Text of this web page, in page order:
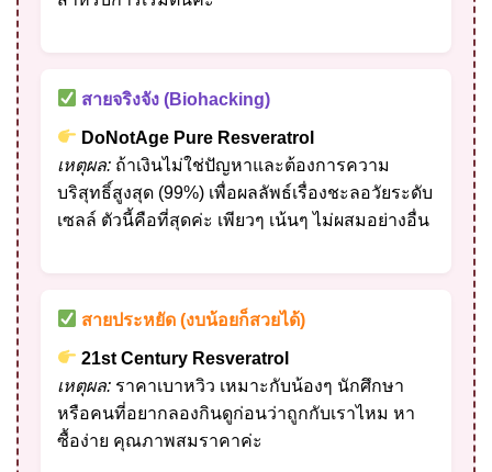
สายจริงจัง (Biohacking)
DoNotAge Pure Resveratrol
เหตุผล: ถ้าเงินไม่ใช่ปัญหาและต้องการความ
บริสุทธิ์สูงสุด (99%) เพื่อผลลัพธ์เรื่องชะลอวัยระดับ
เซลล์ ตัวนี้คือที่สุดค่ะ เพียวๆ เน้นๆ ไม่ผสมอย่างอื่น
สายประหยัด (งบน้อยก็สวยได้)
21st Century Resveratrol
เหตุผล: ราคาเบาหวิว เหมาะกับน้องๆ นักศึกษา
หรือคนที่อยากลองกินดูก่อนว่าถูกกับเราไหม หา
ซื้อง่าย คุณภาพสมราคาค่ะ